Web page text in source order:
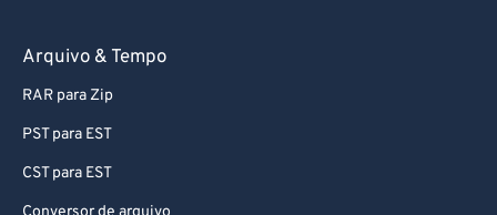
Arquivo & Tempo
RAR para Zip
PST para EST
CST para EST